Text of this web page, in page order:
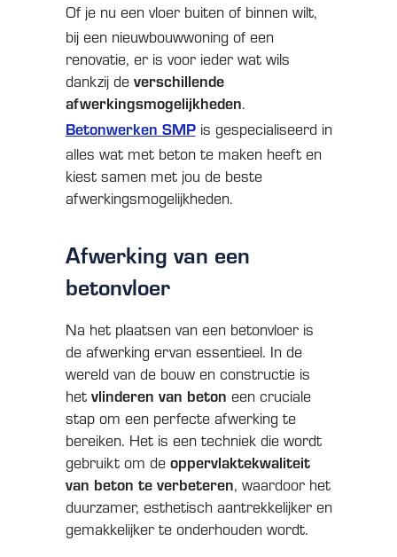
Of je nu een vloer buiten of binnen wilt,
bij een nieuwbouwwoning of een
renovatie, er is voor ieder wat wils
dankzij de verschillende
afwerkingsmogelijkheden.
Betonwerken SMPis gespecialiseerd in
alles wat met beton te maken heeft en
kiest samen met jou de beste
afwerkingsmogelijkheden.
Afwerking van een
betonvloer
Na het plaatsen van een betonvloer is
de afwerking ervan essentieel. In de
wereld van de bouw en constructie is
het vlinderen van beton een cruciale
stap om een perfecte afwerking te
bereiken. Het is een techniek die wordt
gebruikt om de oppervlaktekwaliteit
van beton te verbeteren, waardoor het
duurzamer, esthetisch aantrekkelijker en
gemakkelijker te onderhouden wordt.